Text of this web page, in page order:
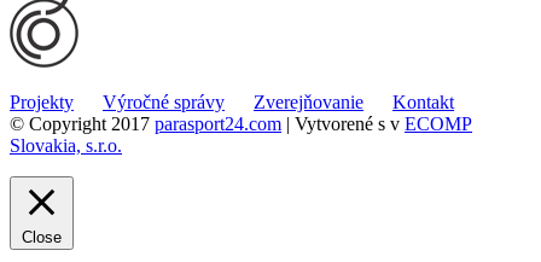
Projekty Výročné správy Zverejňovanie
Kontakt
© Copyright 2017 parasport24.com | Vytvorené s v ECOMP
Slovakia, s.r.o.
Close